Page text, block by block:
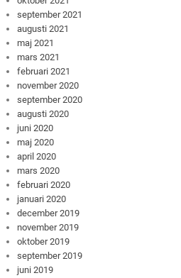
september 2021
augusti 2021
maj 2021
mars 2021
februari 2021
november 2020
september 2020
augusti 2020
juni 2020
maj 2020
april 2020
mars 2020
februari 2020
januari 2020
december 2019
november 2019
oktober 2019
september 2019
juni 2019